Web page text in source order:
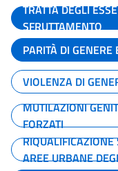
TRATTA DEGLI
SFRUTTAMENTO
PARITÀ DI
VIOLENZA DI
MUTILAZIONI
FORZATI
RIQUALIFICAZIONE
AREE URBANE